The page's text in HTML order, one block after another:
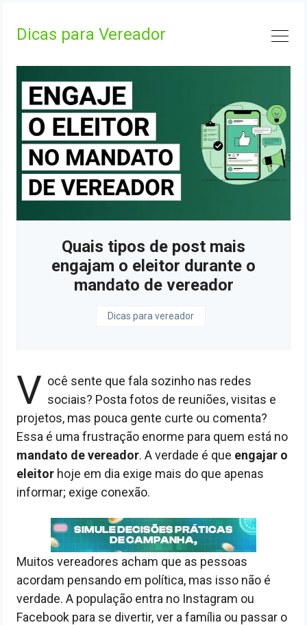
Dicas para Vereador
Quais tipos de post mais
engajam o eleitor durante o
mandato de vereador
Dicas para vereador
V ocê sente que fala sozinho nas redes
sociais? Posta fotos de reuniões, visitas e
projetos, mas pouca gente curte ou comenta?
Essa é uma frustração enorme para quem está no
mandato de vereador. A verdade é que engajar o
eleitor hoje em dia exige mais do que apenas
informar; exige conexão.
Muitos vereadores acham que as pessoas
acordam pensando em política, mas isso não é
verdade. A população entra no Instagram ou
Facebook para se divertir, ver a família ou passar o